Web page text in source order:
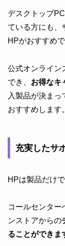
デスクトップ
ている方にも、
HPがおすすめで
公式オンライン
でき、 お得なキ
入製品が決ま
おすすめします。
充実したサ
HPは製品だけで
コールセンター
ンストアからの
ることができま